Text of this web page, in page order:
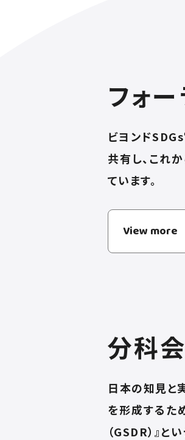
フォ
ビヨンド
共有し、これ
ています。
View more
分科
日本の知見と
を形成するた
（GSDR）』